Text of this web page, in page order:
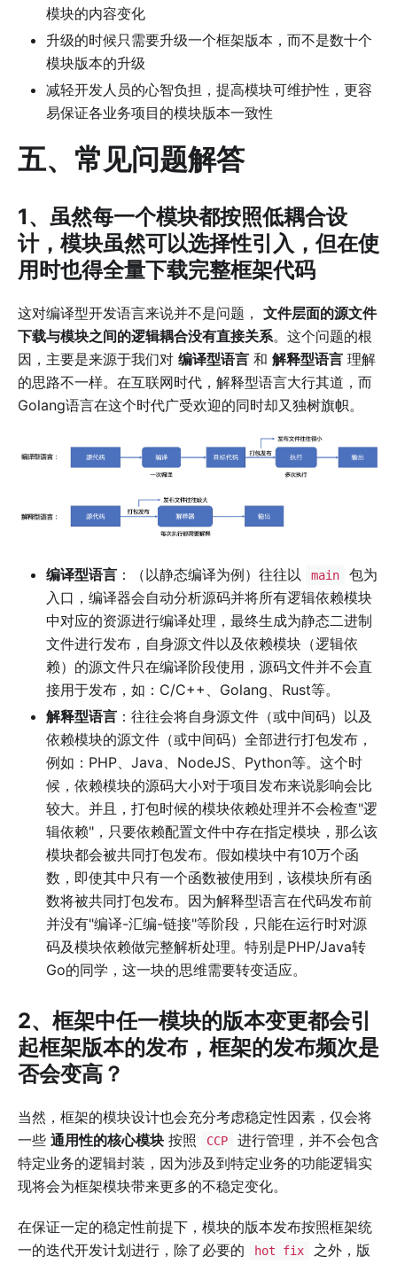
模块的内容变化
升级的时候只需要升级一个框架版本，而不是数十个
模块版本的升级
减轻开发人员的心智负担，提高模块可维护性，更容
易保证各业务项目的模块版本一致性
五、常见问题解答
1、虽然每一个模块都按照低耦合设
计，模块虽然可以选择性引入，但在使
用时也得全量下载完整框架代码
这对编译型开发语言来说并不是问题， 文件层面的源文件
下载与模块之间的逻辑耦合没有直接关系。这个问题的根
因，主要是来源于我们对 编译型语言 和 解释型语言 理解
的思路不一样。在互联网时代，解释型语言大行其道，而
Golang语言在这个时代广受欢迎的同时却又独树旗帜。
编译型语言 ：（以静态编译为例）往往以 main
包为
入口，编译器会自动分析源码并将所有逻辑依赖模块
中对应的资源进行编译处理，最终生成为静态二进制
文件进行发布，自身源文件以及依赖模块（逻辑依
赖）的源文件只在编译阶段使用，源码文件并不会直
接用于发布，如：C/C++、Golang、Rust等。
解释型语言 ：往往会将自身源文件（或中间码）以及
依赖模块的源文件（或中间码）全部进行打包发布，
例如：PHP、Java、NodeJS、Python等。这个时
候，依赖模块的源码大小对于项目发布来说影响会比
较大。并且，打包时候的模块依赖处理并不会检查"逻
辑依赖"，只要依赖配置文件中存在指定模块，那么该
模块都会被共同打包发布。假如模块中有10万个函
数，即使其中只有一个函数被使用到，该模块所有函
数将被共同打包发布。因为解释型语言在代码发布前
并没有"编译-汇编-链接"等阶段，只能在运行时对源
码及模块依赖做完整解析处理。特别是PHP/Java转
Go的同学，这一块的思维需要转变适应。
2、框架中任一模块的版本变更都会引
起框架版本的发布，框架的发布频次是
否会变高？
当然，框架的模块设计也会充分考虑稳定性因素，仅会将
一些 通用性的核心模块 按照 CCP
进行管理，并不会包含
特定业务的逻辑封装，因为涉及到特定业务的功能逻辑实
现将会为框架模块带来更多的不稳定变化。
在保证一定的稳定性前提下，模块的版本发布按照框架统
一的迭代开发计划进行，除了必要的
hot fix
之外，版